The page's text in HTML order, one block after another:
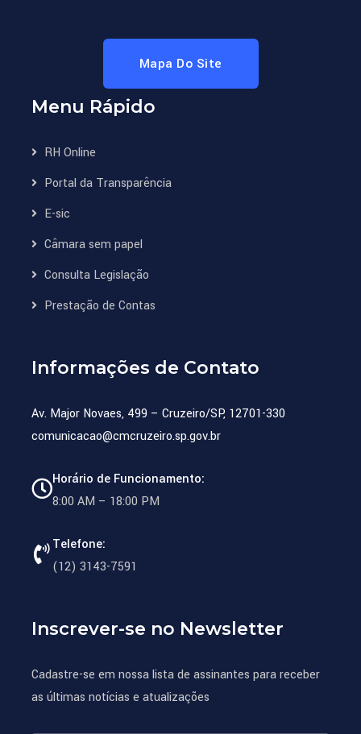
Mapa Do Site
Menu Rápido
RH Online
Portal da Transparência
E-sic
Câmara sem papel
Consulta Legislação
Prestação de Contas
Informações de Contato
Av. Major Novaes, 499 – Cruzeiro/SP, 12701-330
comunicacao@cmcruzeiro.sp.gov.br
Horário de Funcionamento:
8:00 AM – 18:00 PM
Telefone:
(12) 3143-7591
Inscrever-se no Newsletter
Cadastre-se em nossa lista de assinantes para receber
as últimas notícias e atualizações